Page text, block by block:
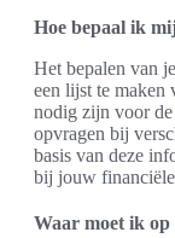
Hoe bepaal ik
Het bepalen van
een lijst te maken
nodig zijn voor
opvragen bij
basis van deze
bij jouw
Waar moet ik op